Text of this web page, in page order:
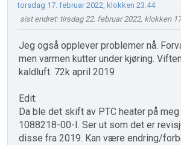
torsdag 17. februar 2022, klokken 23:44
sist endret: tirsdag 22. februar 2022, klokken
Jeg også opplever problemer nå.
men varmen kutter under kjøring.
kaldluft. 72k april 2019
Edit:
Da ble det skift av PTC heater på meg
1088218-00-I. Ser ut som det er
disse fra 2019. Kan være endring/